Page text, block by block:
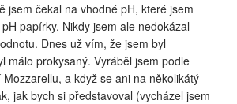
jsem čekal na vhodné pH, které jsem
papírky. Nikdy jsem ale nedokázal
Dnes už vím, že jsem byl
málo prokysaný. Vyráběl jsem podle
a když se ani na několikátý
jak bych si představoval (vycházel jsem